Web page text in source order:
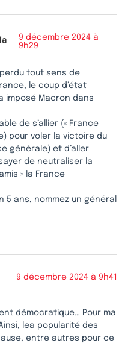
9 décembre 2024 à
9h29
tout sens de
le coup d’état
imposé Macron dans
de s’allier (« France
pour voler la victoire du
générale) et d’aller
de neutraliser la
» la France
5 ans, nommez un général
9 décembre 2024 à 9h41
démocratique… Pour ma
lea popularité des
entre autres pour ce